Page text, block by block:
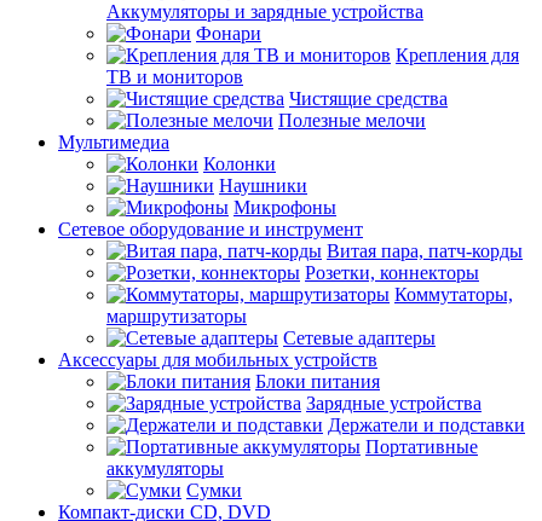
Аккумуляторы и зарядные устройства
Фонари
Крепления для
ТВ и мониторов
Чистящие средства
Полезные мелочи
Мультимедиа
Колонки
Наушники
Микрофоны
Сетевое оборудование и инструмент
Витая пара, патч-корды
Розетки, коннекторы
Коммутаторы,
маршрутизаторы
Сетевые адаптеры
Аксессуары для мобильных устройств
Блоки питания
Зарядные устройства
Держатели и подставки
Портативные
аккумуляторы
Сумки
Компакт-диски CD, DVD